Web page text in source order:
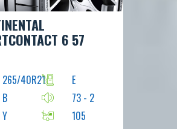
6 57
265/40R21
E
B
73 - 2
Y
105